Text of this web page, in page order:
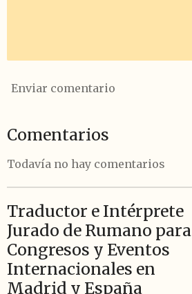
Enviar comentario
Comentarios
Todavía no hay comentarios
Traductor e Intérprete
Jurado de Rumano para
Congresos y Eventos
Internacionales en
Madrid y España